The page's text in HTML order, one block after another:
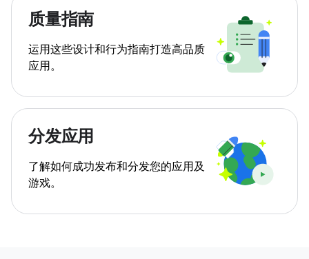
质量指南
运用这些设计和行为指南打造高品质
应用。
分发应用
了解如何成功发布和分发您的应用及
游戏。